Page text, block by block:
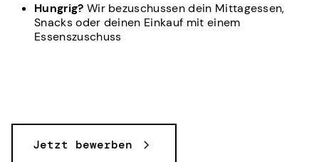
Hungrig? Wir bezuschussen dein Mittagessen,
Snacks oder deinen Einkauf mit einem
Essenszuschuss
Jetzt bewerben